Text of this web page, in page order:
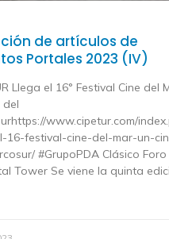
de artículos de
Portales 2023 (IV)
Llega el 16° Festival Cine del
del
www.cipetur.com/
16-festival-cine-del-mar-un-
#GrupoPDA Clásico Foro
Tower Se viene la quinta